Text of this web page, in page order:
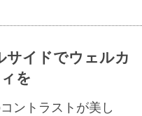
サイドでウェルカ
を
ントラストが美し